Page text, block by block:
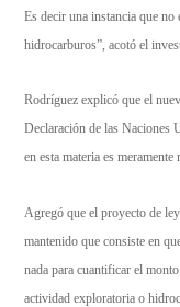
Es decir una instancia que
hidrocarburos”, acotó el
Rodríguez explicó que el
Declaración de las Naciones
en esta materia es
Agregó que el proyecto de
mantenido que consiste en
nada para cuantificar el
actividad exploratoria o